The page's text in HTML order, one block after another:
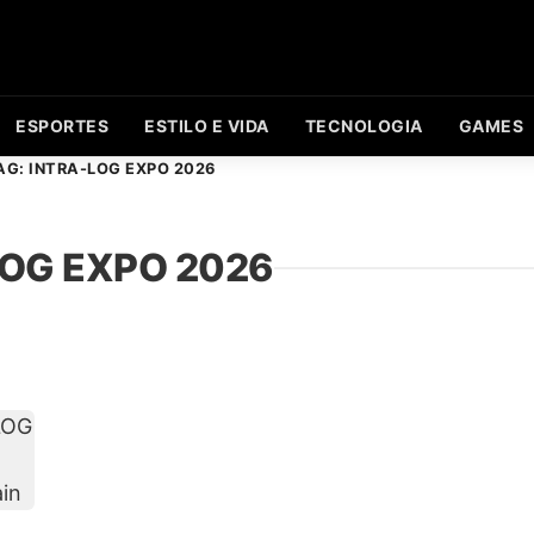
ESPORTES ESTILO E VIDA TECNOLOGIA GAMES
INTRA-LOG EXPO 2026
EXPO 2026